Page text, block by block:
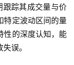
跟踪其成交量与价
特定波动区间的量
性的深度认知，能
误。